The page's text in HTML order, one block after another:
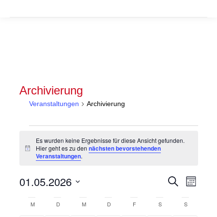
Archivierung
Veranstaltungen Archivierung
Hinweis
Es wurden keine Ergebnisse für diese Ansicht gefunden.
Hier geht es zu dennächsten bevorstehenden
Veranstaltungen.
Suche
und
Suche
Monat
01.05.2026
wählen.
Kalender
M MONTAGD DIENSTAG
MMITTWOCH
D DONNERSTAG
F FREITAGSSAMSTAG
SSONNTAG